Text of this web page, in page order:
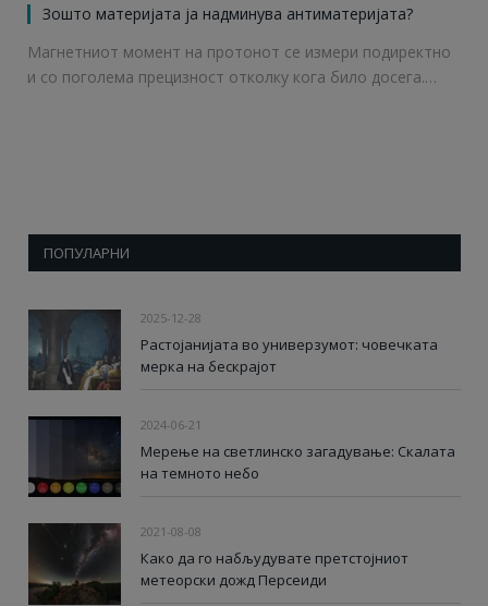
Зошто материјата ја надминува антиматеријата?
Магнетниот момент на протонот се измери подиректно
и со поголема прецизност отколку кога било досега.…
ПОПУЛАРНИ
2025-12-28
Растојанијата во универзумот: човечката
мерка на бескрајот
2024-06-21
Мерење на светлинско загадување: Скалата
на темното небо
2021-08-08
Како да го набљудувате претстојниот
метеорски дожд Персеиди